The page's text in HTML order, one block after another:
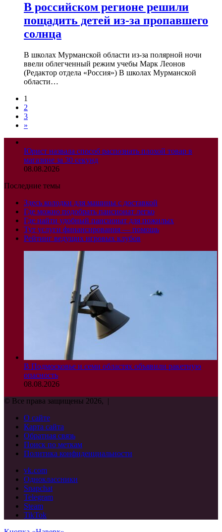
В российском регионе решили
пощадить детей из-за пропавшего
солнца
В школах Мурманской области из-за полярной ночи
ввели облегченный режим учебы Марк Леонов
(Редактор отдела «Россия») В школах Мурманской
области…
1
2
3
»
Юрист назвала способ распознать плохой товар в
магазине за 30 секунд
08.08.2026
Последние темы
Здесь колодки для машины с доставкой
Где можно подобрать пансионат легко
Где найти удобный пансионат для пожилых
Тут услуги финансирования — помощь
Рейтинг ведущих игровых клубов
В Подмосковье и семи областях объявили ракетную
опасность
08.08.2026
© Все права защищены 2026, |
О сайте
Карта сайта
Обратная связь
Поиск по меткам
Политика конфиденциальности
vk.com
Одноклассники
Snapchat
Telegram
Steam
TikTok